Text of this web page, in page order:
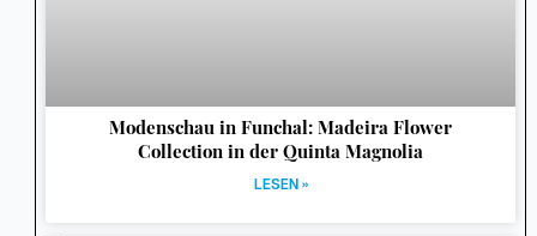
Modenschau in Funchal: Madeira Flower
Collection in der Quinta Magnolia
LESEN »